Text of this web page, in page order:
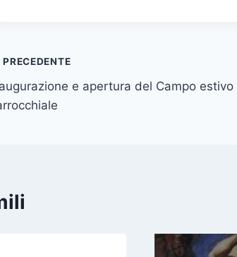
PRECEDENTE
e apertura del Campo estivo